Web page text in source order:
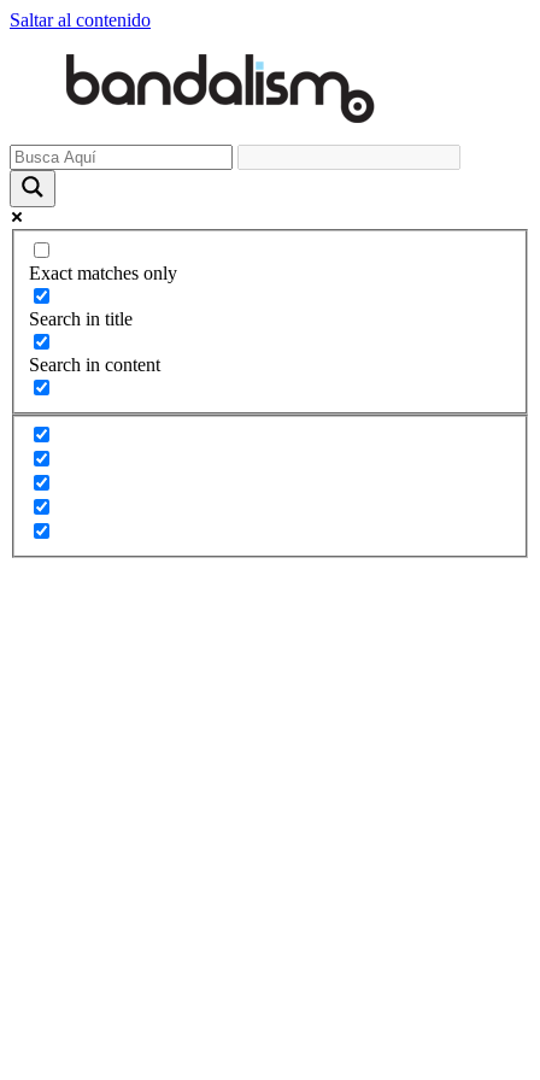
Saltar al contenido
Exact matches only
Search in title
Search in content